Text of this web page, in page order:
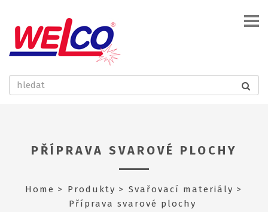
PŘÍPRAVA SVAROVÉ PLOCHY
Home Produkty
Svařovací materiály
Příprava svarové plochy